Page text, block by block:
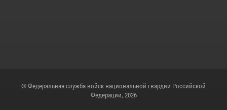
© Федеральная служба войск национальной гвардии Российской
Федерации, 2026